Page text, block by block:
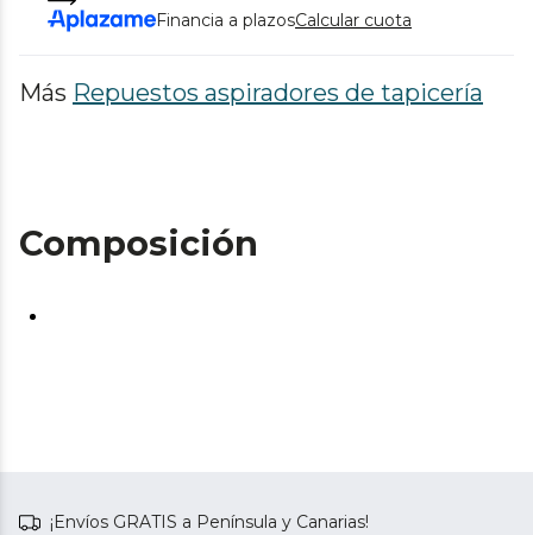
Financia a plazosCalcular cuota
Más Repuestos aspiradores de tapicería
Composición
¡Envíos GRATIS a Península y Canarias!